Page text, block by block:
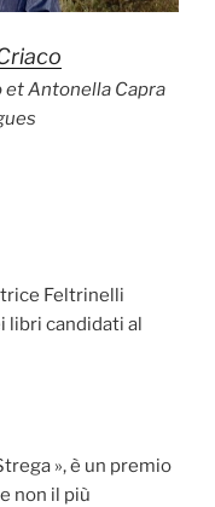
et Antonella Capra
Feltrinelli
libri candidati al
», è un premio
non il più